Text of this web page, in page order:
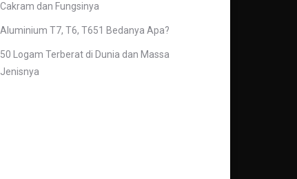
Cakram dan Fungsinya
Aluminium T7, T6, T651 Bedanya Apa?
50 Logam Terberat di Dunia dan Massa
Jenisnya